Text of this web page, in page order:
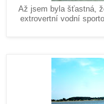
Až jsem byla šťastná,
extrovertní vodní